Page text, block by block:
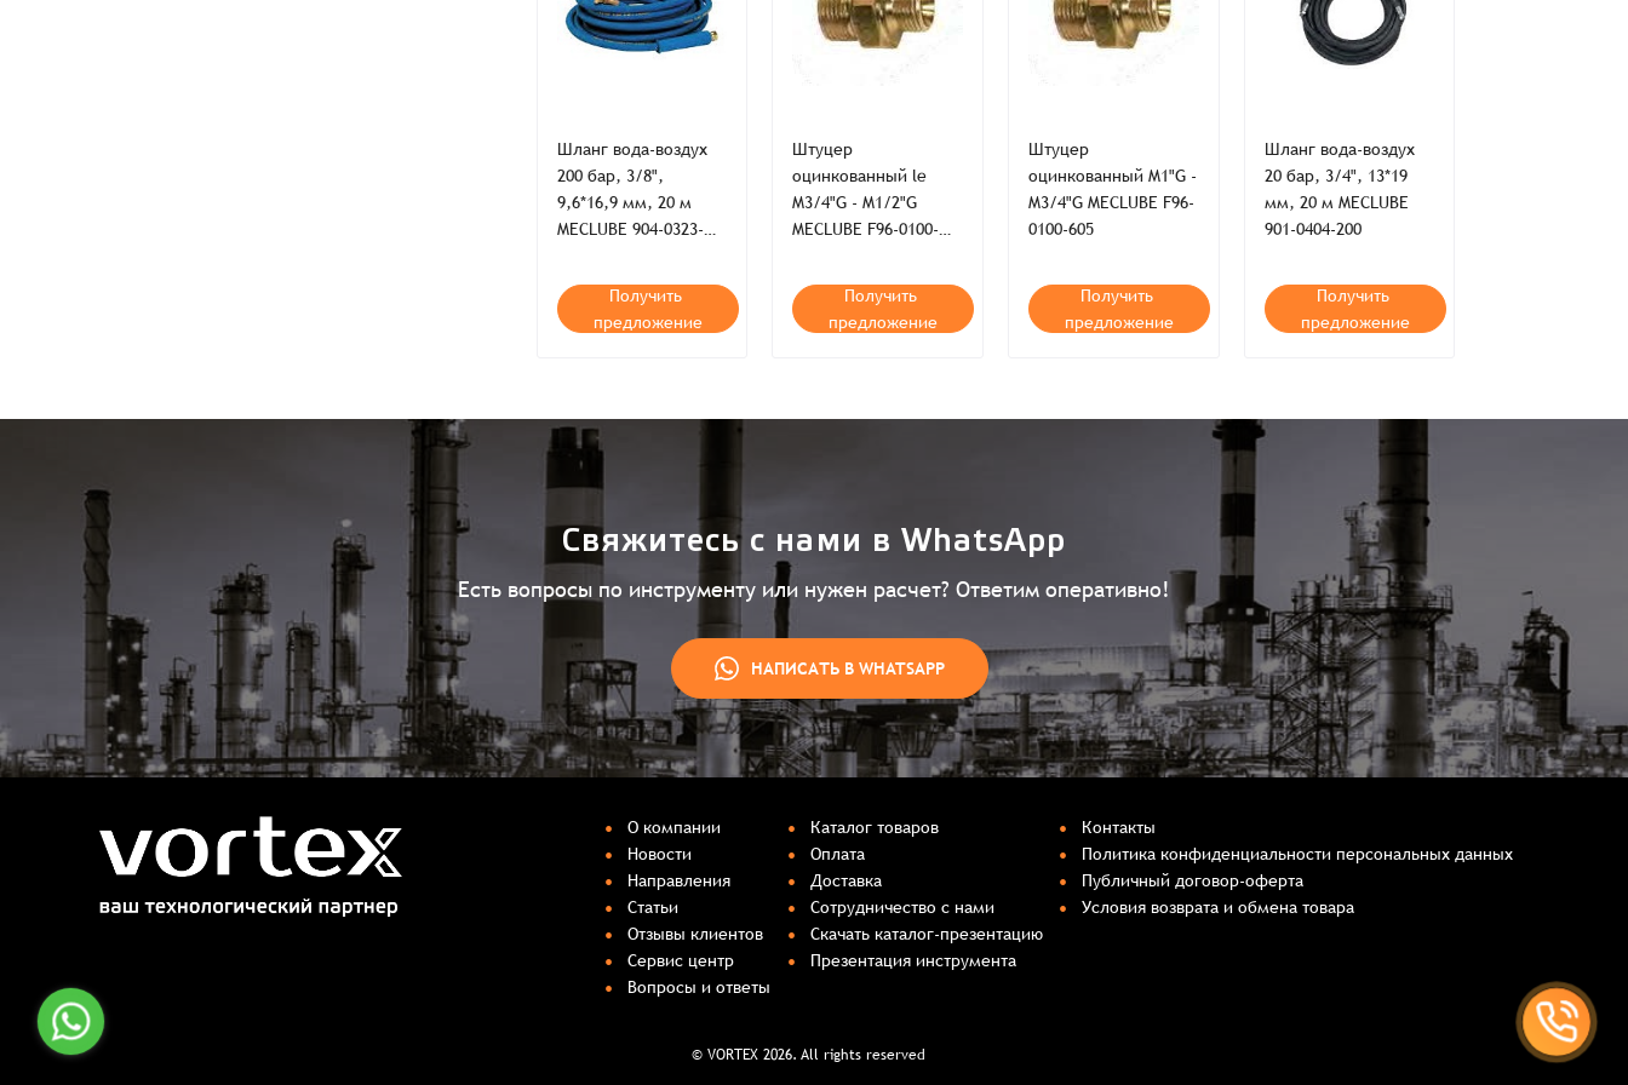
Согласен на обработкуЗарегистрироваться
Шланг вода-воздух
200 бар, 3/8",
9,6*16,9 мм, 20 м
MECLUBE 904-0323-
Получить
предложение
Штуцер
оцинкованный le
M3/4"G - M1/2"G
MECLUBE F96-0100-
Получить
предложение
Штуцер
оцинкованный M1"G -
M3/4"G MECLUBE F96-
0100-605
Получить
предложение
Шланг вода-воздух
20 бар, 3/4", 13*19
мм, 20 м MECLUBE
901-0404-200
Получить
предложение
Свяжитесь с нами в WhatsApp
Есть вопросы по инструменту или нужен расчет? Ответим оперативно!
НАПИСАТЬ В WHATSAPP
О компании
Новости
Направления
Статьи
Отзывы клиентов
Сервис центр
Вопросы и ответы
Каталог товаров
Оплата
Доставка
Сотрудничество с нами
Скачать каталог-презентацию
Презентация инструмента
Контакты
Политика конфиденциальности персональных данных
Публичный договор-оферта
Условия возврата и обмена товара
© VORTEX 2026. All rights reserved